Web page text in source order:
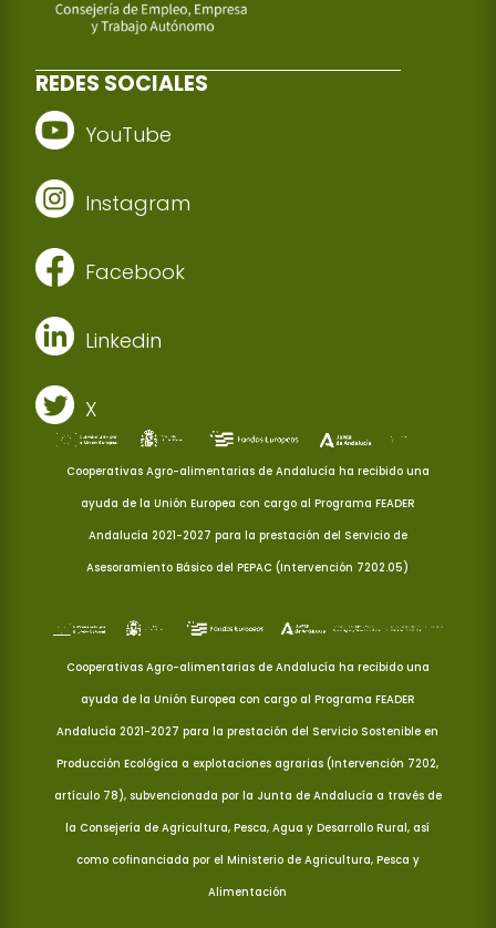
REDES SOCIALES
YouTube
Instagram
Facebook
Linkedin
X
Cooperativas Agro-alimentarias de Andalucía ha recibido una
ayuda de la Unión Europea con cargo al Programa FEADER
Andalucía 2021-2027 para la prestación del Servicio de
Asesoramiento Básico del PEPAC (Intervención 7202.05)
Cooperativas Agro-alimentarias de Andalucía ha recibido una
ayuda de la Unión Europea con cargo al Programa FEADER
Andalucía 2021-2027 para la prestación del Servicio Sostenible en
Producción Ecológica a explotaciones agrarias (Intervención 7202,
artículo 78), subvencionada por la Junta de Andalucía a través de
la Consejería de Agricultura, Pesca, Agua y Desarrollo Rural, así
como cofinanciada por el Ministerio de Agricultura, Pesca y
Alimentación